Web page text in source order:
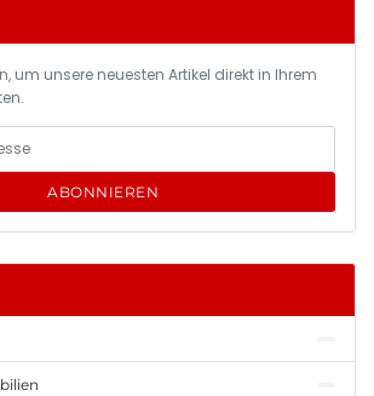
um unsere neuesten Artikel direkt in Ihrem
ABONNIEREN